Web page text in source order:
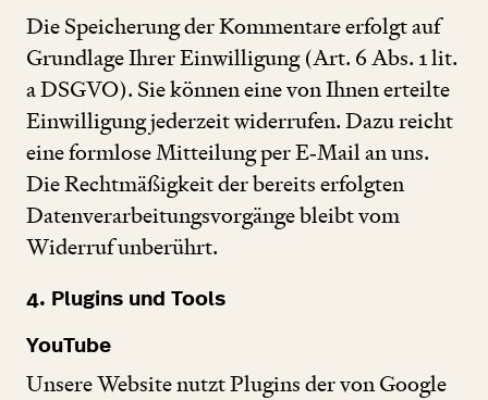
Die Speicherung der Kommentare erfolgt auf
Grundlage Ihrer Einwilligung (Art. 6Abs. 1lit.
a DSGVO). Sie können eine von Ihnen erteilte
Einwilligung jederzeit widerrufen. Dazu reicht
eine formlose Mitteilung per E‑Mail an uns.
Die Rechtmäßigkeit der bereits erfolgten
Datenverarbeitungsvorgänge bleibt vom
Widerruf unberührt.
4. Plugins und Tools
YouTube
Unsere Website nutzt Plugins der von Google